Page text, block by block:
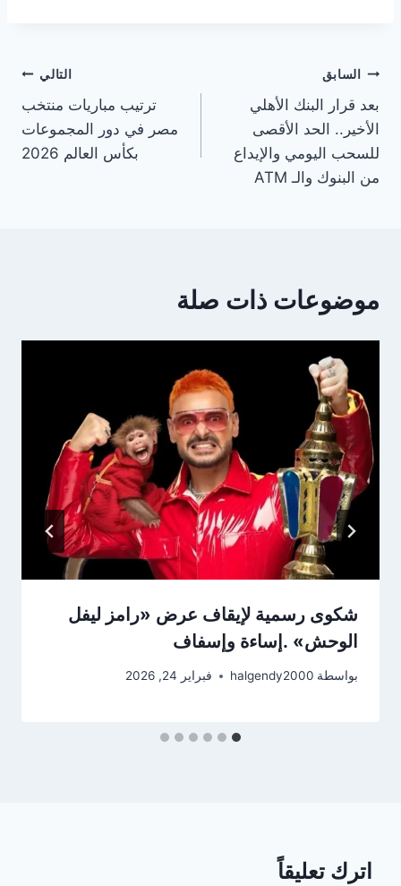
تصفّح
المقالات
السابق
بعد قرار البنك الأهلي
الأخير.. الحد الأقصى
للسحب اليومي والإيداع
من البنوك والـ ATM
التالي
ترتيب مباريات منتخب
مصر في دور المجموعات
بكأس العالم 2026
موضوعات ذات صلة
شكوى رسمية لإيقاف عرض «رامز ليفل
الوحش» .إساءة وإسفاف
بواسطة halgendy2000 فبراير 24, 2026
اترك تعليقاً